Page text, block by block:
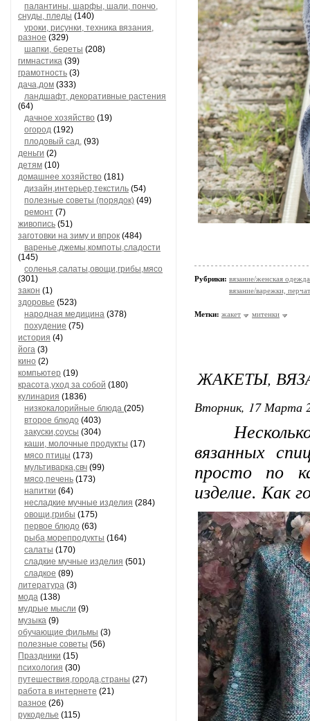
палантины, шарфы, шали, пончо,
снуды, пледы (140)
уроки, рисунки, техника вязания,
разное (329)
шапки, береты (208)
гимнастика (39)
грамотность (3)
дача,дом (333)
ландшафт, декоративные растения
(64)
дачное хозяйство (19)
огород (192)
плодовый сад, (93)
деньги (2)
детям (10)
домашнее хозяйство (181)
дизайн,интерьер,текстиль (54)
полезные советы (порядок) (49)
ремонт (7)
живопись (51)
заготовки на зиму и впрок (484)
варенье,джемы,компоты,сладости
(145)
соленья,салаты,овощи,грибы,мясо
(301)
закон (1)
здоровье (523)
народная медицина (378)
похудение (75)
история (4)
йога (3)
кино (2)
компьютер (19)
красота,уход за собой (180)
кулинария (1836)
низкокалорийные блюда (205)
второе блюдо (403)
закуски,соусы (304)
каши, молочные продукты (17)
мясо птицы (173)
мультиварка,свч (99)
мясо,печень (173)
напитки (64)
несладкие мучные изделия (284)
овощи,грибы (175)
первое блюдо (63)
рыба,морепродукты (164)
салаты (170)
сладкие мучные изделия (501)
сладкое (89)
литература (3)
мода (138)
мудрые мысли (9)
музыка (9)
обучающие фильмы (3)
полезные советы (56)
Праздники (15)
психология (30)
путешествия,города,страны (27)
работа в интернете (21)
разное (26)
рукоделье (115)
Рубрики: вязание/женская одежда
вязание/варежки,
Метки: жакет митенки
ЖАКЕТЫ,
Вторник, 17 Марта
Несколько
вязанных
просто по
изделие. Как